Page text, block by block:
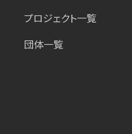
プロジェクト一覧
団体一覧